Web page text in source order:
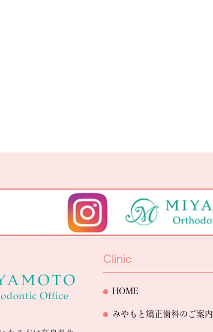
Clinic
HOME
みやもと矯正歯科のご案内